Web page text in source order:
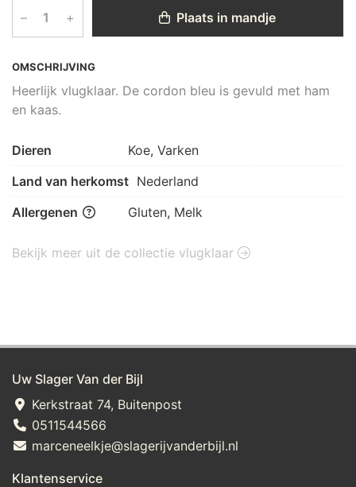
OMSCHRIJVING
Heerlijk vlugklaar. De cordon bleu is gevuld met ham
en kaas.
– + Plaats in mandje
Dieren
Koe, Varken
Land van herkomst Nederland
Allergenen
Gluten, Melk
Bekijk meer uit de collectie vlugklaar
Uw Slager Van der Bijl
Kerkstraat 74, Buitenpost
0511544566
marceneelkje@slagerijvanderbijl.nl
Klantenservice